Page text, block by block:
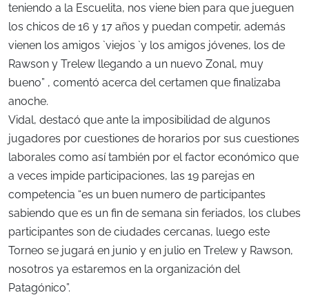
teniendo a la Escuelita, nos viene bien para que jueguen
los chicos de 16 y 17 años y puedan competir, además
vienen los amigos `viejos `y los amigos jóvenes, los de
Rawson y Trelew llegando a un nuevo Zonal, muy
bueno” , comentó acerca del certamen que finalizaba
anoche.
Vidal, destacó que ante la imposibilidad de algunos
jugadores por cuestiones de horarios por sus cuestiones
laborales como así también por el factor económico que
a veces impide participaciones, las 19 parejas en
competencia “es un buen numero de participantes
sabiendo que es un fin de semana sin feriados, los clubes
participantes son de ciudades cercanas, luego este
Torneo se jugará en junio y en julio en Trelew y Rawson,
nosotros ya estaremos en la organización del
Patagónico”.